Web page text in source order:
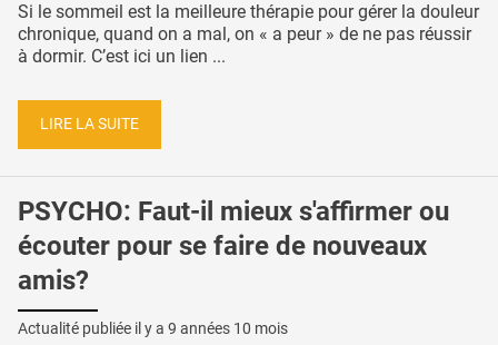
Si le sommeil est la meilleure thérapie pour gérer la douleur
chronique, quand on a mal, on « a peur » de ne pas réussir
à dormir. C’est ici un lien ...
LIRE LA SUITE
PSYCHO: Faut-il mieux s'affirmer ou
écouter pour se faire de nouveaux
amis?
Actualité publiée il y a 9 années 10 mois